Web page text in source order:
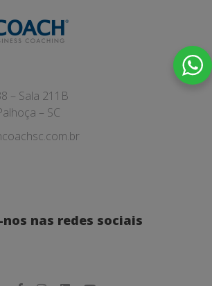
– Sala 211B
– SC
nos nas redes sociais